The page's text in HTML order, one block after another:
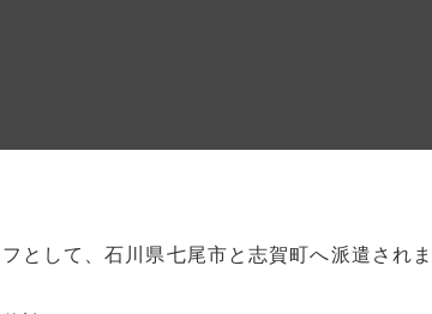
として、石川県七尾市と志賀町へ派遣され